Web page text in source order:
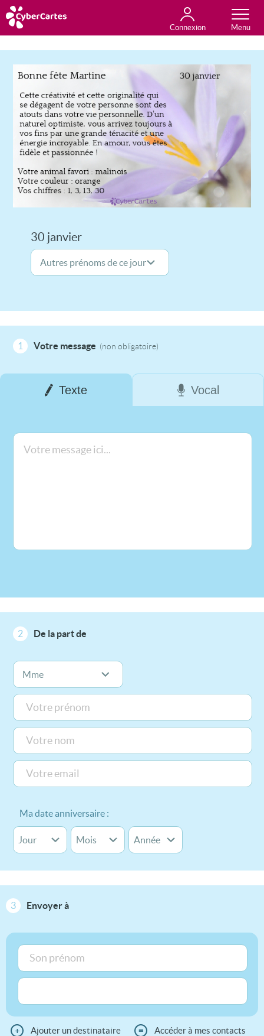
Connexion
Anniversaire
Fête du jour
Amour
Amitié
Merci
Toutes les cartes
30 janvier
1 Votre message (non obligatoire)
Texte Vocal
2 De la part de
Ma date anniversaire :
3 Envoyer à
+ Ajouter un destinataire ≡ Accéder à mes contacts